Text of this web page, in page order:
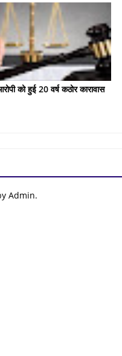
को हुई 20 वर्ष कठोर कारावास
Admin.